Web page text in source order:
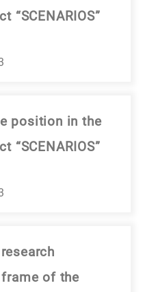
“SCENARIOS”
position in the
“SCENARIOS”
of the